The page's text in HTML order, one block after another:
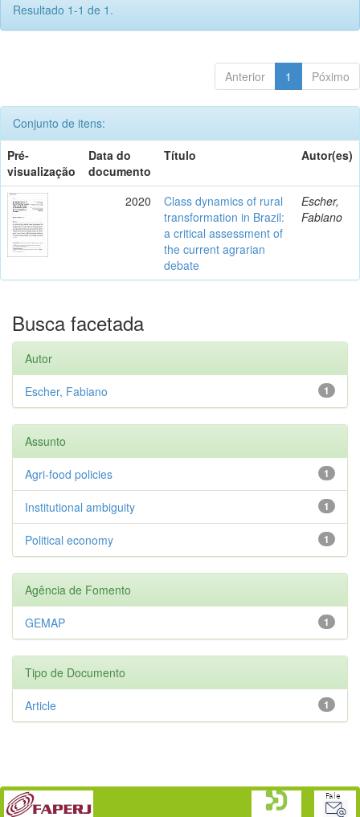
Resultado 1-1 de 1.
Anterior 1 Póximo
Conjunto de itens:
Pré-
visualização
Data do
documento
Título Autor(es)
2020
Class dynamics of rural
transformation in Brazil:
a critical assessment of
the current agrarian
debate
Escher,
Fabiano
Busca facetada
Autor
1
Escher, Fabiano
Assunto
1
Agri-food policies
1
Institutional ambiguity
1
Political economy
Agência de Fomento
1
GEMAP
Tipo de Documento
1
Article